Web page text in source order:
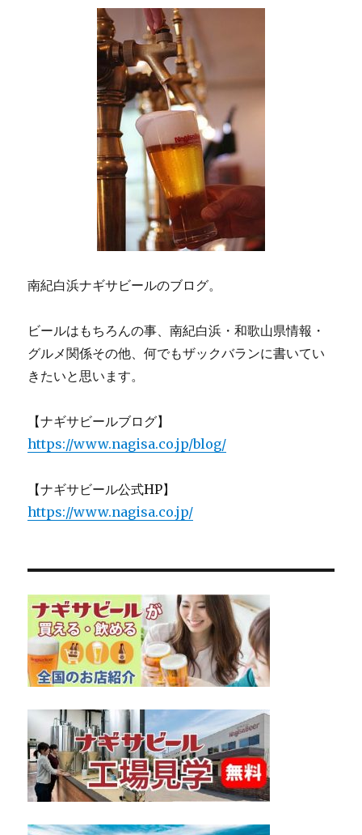
南紀白浜ナギサビールのブログ。
ビールはもちろんの事、南紀白浜・和歌山県情報・
グルメ関係その他、何でもザックバランに書いてい
きたいと思います。
【ナギサビールブログ】
https://www.nagisa.co.jp/blog/
【ナギサビール公式HP】
https://www.nagisa.co.jp/